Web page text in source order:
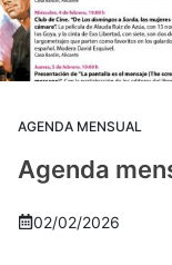
AGENDA MENSUAL
Agenda
02/02/2026